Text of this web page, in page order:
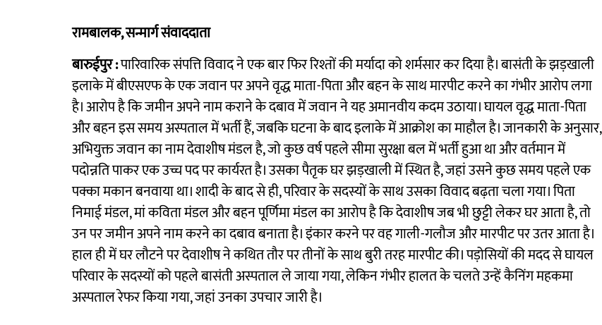
रामबालक, सन्मार्ग संवाददाता
बारुईपुर :पारिवारिक संपत्ति विवाद ने एक बार फिर रिश्तों की मर्यादा को शर्मसार कर दिया है। बासंती के झड़खाली
इलाके में बीएसएफ के एक जवान पर अपने वृद्ध माता-पिता और बहन के साथ मारपीट करने का गंभीर आरोप लगा
है। आरोप है कि जमीन अपने नाम कराने के दबाव में जवान ने यह अमानवीय कदम उठाया। घायल वृद्ध माता-पिता
और बहन इस समय अस्पताल में भर्ती हैं, जबकि घटना के बाद इलाके में आक्रोश का माहौल है। जानकारी के अनुसार,
अभियुक्त जवान का नाम देवाशीष मंडल है, जो कुछ वर्ष पहले सीमा सुरक्षा बल में भर्ती हुआ था और वर्तमान में
पदोन्नति पाकर एक उच्च पद पर कार्यरत है। उसका पैतृक घर झड़खाली में स्थित है, जहां उसने कुछ समय पहले एक
पक्का मकान बनवाया था। शादी के बाद से ही, परिवार के सदस्यों के साथ उसका विवाद बढ़ता चला गया। पिता
निमाई मंडल, मां कविता मंडल और बहन पूर्णिमा मंडल का आरोप है कि देवाशीष जब भी छुट्टी लेकर घर आता है, तो
उन पर जमीन अपने नाम करने का दबाव बनाता है। इंकार करने पर वह गाली-गलौज और मारपीट पर उतर आता है।
हाल ही में घर लौटने पर देवाशीष ने कथित तौर पर तीनों के साथ बुरी तरह मारपीट की। पड़ोसियों की मदद से घायल
परिवार के सदस्यों को पहले बासंती अस्पताल ले जाया गया, लेकिन गंभीर हालत के चलते उन्हें कैनिंग महकमा
अस्पताल रेफर किया गया, जहां उनका उपचार जारी है।